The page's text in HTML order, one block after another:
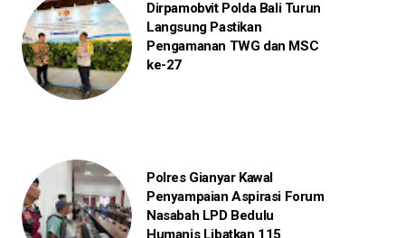
Dirpamobvit Polda Bali Turun
Langsung Pastikan
Pengamanan TWG dan MSC
ke-27
Polres Gianyar Kawal
Penyampaian Aspirasi Forum
Nasabah LPD Bedulu
Humanis Libatkan 115